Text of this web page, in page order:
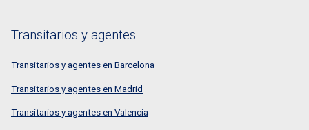
Transitarios y agentes
Transitarios y agentes en Barcelona
Transitarios y agentes en Madrid
Transitarios y agentes en Valencia